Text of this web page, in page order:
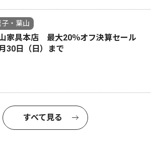
子・葉山
家具本店 最大20％オフ決算セール
30日（日）まで
すべて見る